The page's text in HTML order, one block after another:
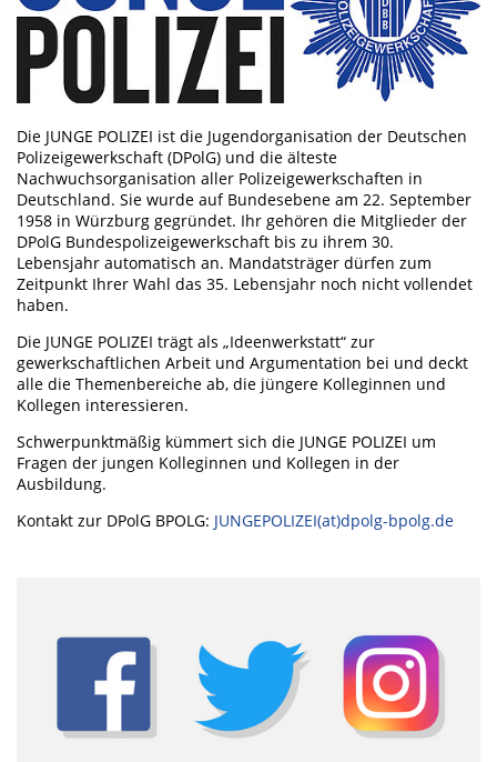
Die JUNGE POLIZEI ist die Jugendorganisation der Deutschen
Polizeigewerkschaft (DPolG) und die älteste
Nachwuchsorganisation aller Polizeigewerkschaften in
Deutschland. Sie wurde auf Bundesebene am 22. September
1958 in Würzburg gegründet. Ihr gehören die Mitglieder der
DPolG Bundespolizeigewerkschaft bis zu ihrem 30.
Lebensjahr automatisch an. Mandatsträger dürfen zum
Zeitpunkt Ihrer Wahl das 35. Lebensjahr noch nicht vollendet
haben.
Die JUNGE POLIZEI trägt als „Ideenwerkstatt“ zur
gewerkschaftlichen Arbeit und Argumentation bei und deckt
alle die Themenbereiche ab, die jüngere Kolleginnen und
Kollegen interessieren.
Schwerpunktmäßig kümmert sich die JUNGE POLIZEI um
Fragen der jungen Kolleginnen und Kollegen in der
Ausbildung.
Kontakt zur DPolG BPOLG: JUNGEPOLIZEI(at)dpolg-bpolg.de